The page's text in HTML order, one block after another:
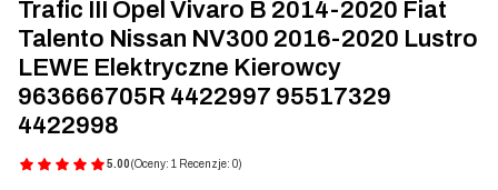
Trafic III Opel Vivaro B 2014-2020 Fiat
Talento Nissan NV300 2016-2020 Lustro
LEWE Elektryczne Kierowcy
963666705R 4422997 95517329
4422998
5.00(Oceny: 1 Recenzje: 0)